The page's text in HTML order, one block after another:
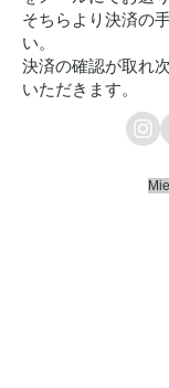
そちらより決済の
い。
決済の確認が取れ
いただきます。